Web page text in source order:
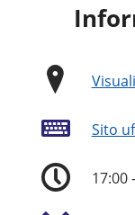
Sito
17:00